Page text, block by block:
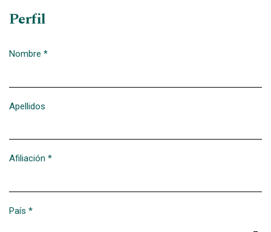
Perfil
Nombre *
Apellidos
Afiliación *
País *